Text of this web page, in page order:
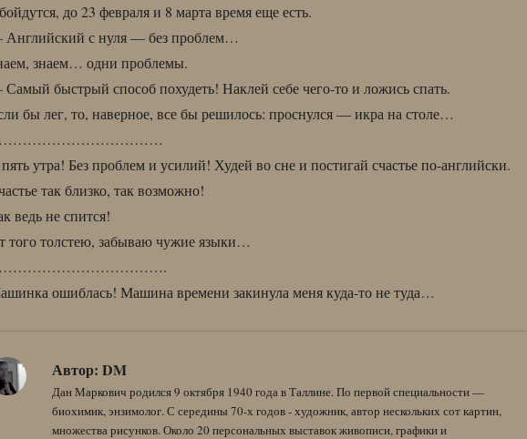
до 23 февраля и 8 марта время еще есть.
с нуля — без проблем…
знаем… одни проблемы.
быстрый способ похудеть! Наклей себе чего-то и ложись спать.
бы лег, то, наверное, все бы решилось: проснулся — икра на столе…
утра! Без проблем и усилий! Худей во сне и постигай счастье по-английски.
так близко, так возможно!
ведь не спится!
того толстею, забываю чужие языки…
ошиблась! Машина времени закинула меня куда-то не туда…
Автор: DM
Дан Маркович родился 9 октября 1940 года в Таллине. По первой специальности —
биохимик, энзимолог. С середины 70-х годов - художник, автор нескольких сот картин,
множества рисунков. Около 20 персональных выставок живописи, графики и